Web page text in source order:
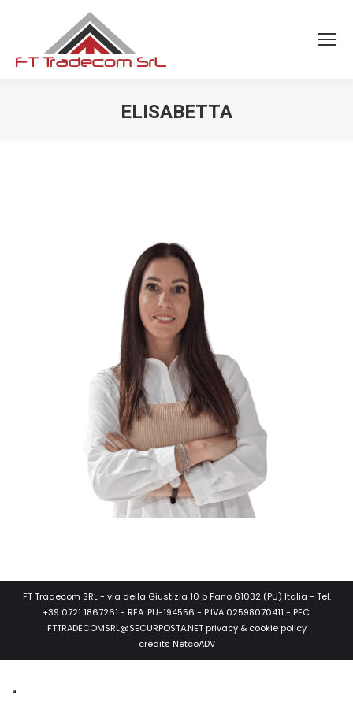
ELISABETTA
FT Tradecom SRL - via della Giustizia 10 b Fano 61032 (PU) Italia - Tel.
+39 0721 1867261 - REA: PU-194556 - P.IVA 02598070411 - PEC:
FTTRADECOMSRL@SECURPOSTA.NET privacy & cookie policy
credits NetcoADV